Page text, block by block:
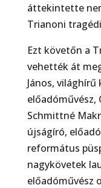
áttekintette
Trianoni
Ezt követőn a
vehették át
János,
előadóművész,
Schmittné
újságíró,
református
nagykövetek
előadóművész